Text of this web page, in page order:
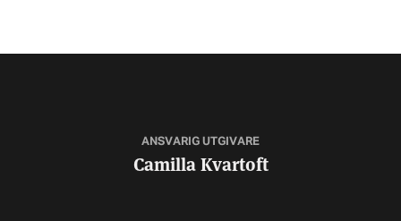
ANSVARIG UTGIVARE
Camilla Kvartoft